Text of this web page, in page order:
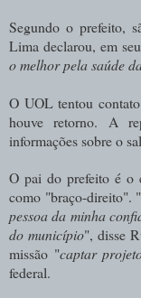
Segundo o prefeito,
Lima declarou, em
o melhor pela saúde
O UOL tentou
houve retorno. A
informações sobre o
O pai do prefeito é o
como "braço-direito". "
pessoa da minha
do município", disse
missão "captar
federal.